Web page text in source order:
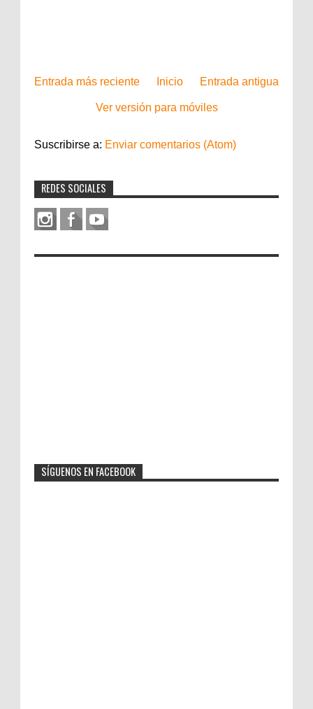
Entrada más reciente Entrada antigua
Inicio
Ver versión para móviles
Suscribirse a: Enviar comentarios (Atom)
REDES SOCIALES
SÍGUENOS EN FACEBOOK